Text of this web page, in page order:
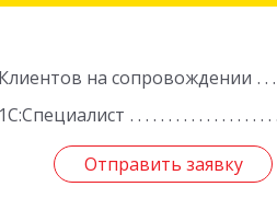
Клиентов на сопровождении
1С:Специалист
Отправить заявку
Отправить заявку